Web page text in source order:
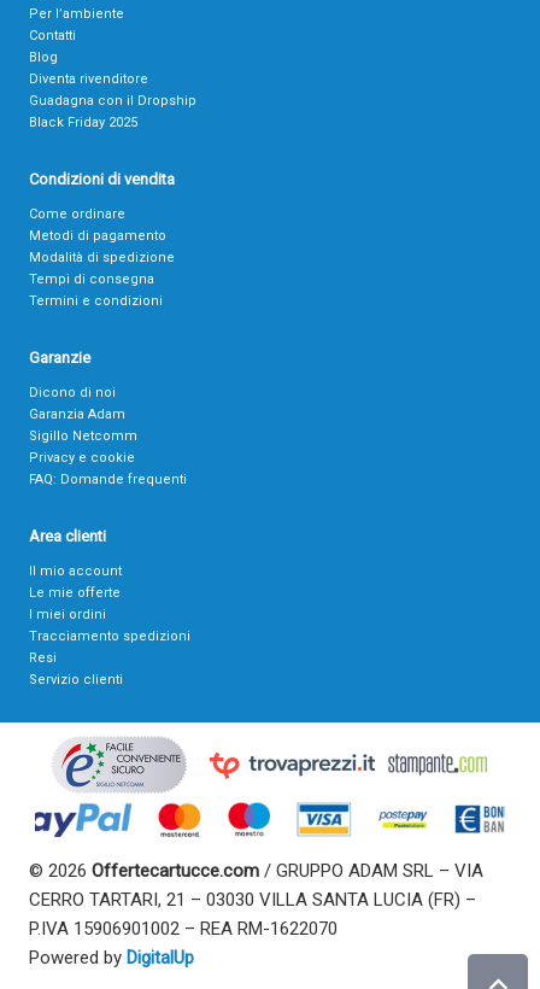
Per l’ambiente
Contatti
Blog
Diventa rivenditore
Guadagna con il Dropship
Black Friday 2025
Condizioni di vendita
Come ordinare
Metodi di pagamento
Modalità di spedizione
Tempi di consegna
Termini e condizioni
Garanzie
Dicono di noi
Garanzia Adam
Sigillo Netcomm
Privacy e cookie
FAQ: Domande frequenti
Area clienti
Il mio account
Le mie offerte
I miei ordini
Tracciamento spedizioni
Resi
Servizio clienti
© 2026 Offertecartucce.com / GRUPPO ADAM SRL – VIA
CERRO TARTARI, 21 – 03030 VILLA SANTA LUCIA (FR) –
P.IVA 15906901002 – REA RM-1622070
Powered by DigitalUp